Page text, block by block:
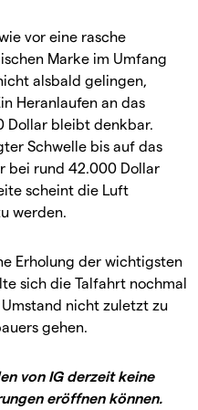
vor eine rasche
Marke im Umfang
alsbald gelingen,
Heranlaufen an das
Dollar bleibt denkbar.
Schwelle bis auf das
bei rund 42.000 Dollar
scheint die Luft
werden.
Erholung der wichtigsten
sich die Talfahrt nochmal
nicht zuletzt zu
gehen.
von IG derzeit keine
eröffnen können.